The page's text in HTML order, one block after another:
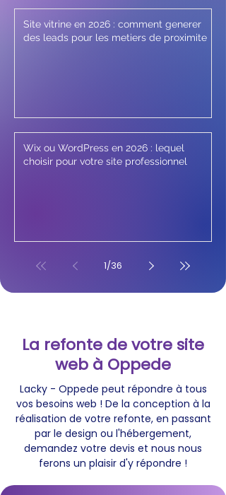
Site vitrine en 2026 : comment generer
des leads pour les metiers de proximite
Wix ou WordPress en 2026 : lequel
choisir pour votre site professionnel
1/36
La refonte de votre site
web à Oppede
Lacky - Oppede peut répondre à tous
vos besoins web ! De la conception à la
réalisation de votre refonte, en passant
par le design ou l'hébergement,
demandez votre devis et nous nous
ferons un plaisir d'y répondre !